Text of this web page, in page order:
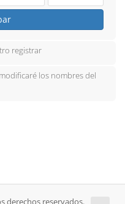
registrar
los nombres del
derechos reservados.